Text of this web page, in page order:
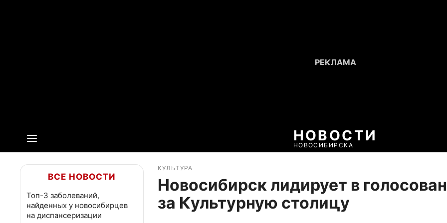
НОВОСТИ
НОВОСИБИРСКА
ВСЕ НОВОСТИ
Топ-3 заболеваний,
найденных у новосибирцев
на диспансеризации
КУЛЬТУРА
Новосибирск лидирует в
за Культурную столицу